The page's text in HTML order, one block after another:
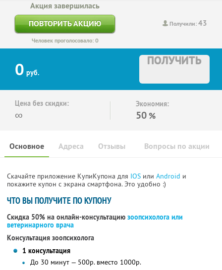
Получили:43
Акция завершилась
ПОВТОРИТЬ АКЦИЮ
Человек проголосовало: 0
0 руб.
ПОЛУЧИТЬ
Цена без скидки:
∞
Экономия:
50 %
Основное Отзывы Вопросы по акции
Адреса
Скачайте приложение КупиКупона для IOS или Android и
покажите купон с экрана смартфона. Это удобно :)
ЧТО ВЫ ПОЛУЧИТЕ ПО КУПОНУ
Скидка 50% на онлайн-консультацию зоопсихолога или
ветеринарного врача
Консультация зоопсихолога
1 консультация
До 30 минут — 500р. вместо 1000р.